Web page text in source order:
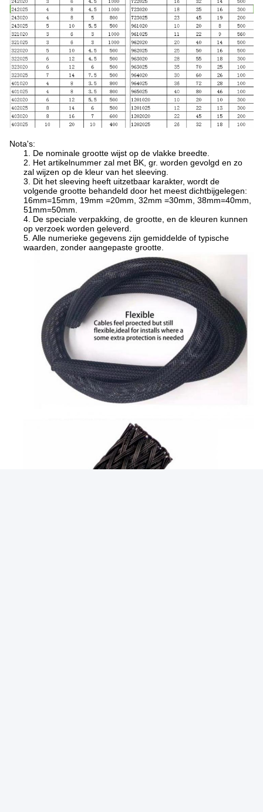
Nota's:
1. De nominale grootte wijst op de vlakke breedte.
2. Het artikelnummer zal met BK, gr. worden gevolgd en zo
zal wijzen op de kleur van het sleeving.
3. Dit het sleeving heeft uitzetbaar karakter, wordt de
volgende grootte behandeld door het meest dichtbijgelegen:
16mm=15mm, 19mm =20mm, 32mm =30mm, 38mm=40mm,
51mm=50mm.
4. De speciale verpakking, de grootte, en de kleuren kunnen
op verzoek worden geleverd.
5. Alle numerieke gegevens zijn gemiddelde of typische
waarden, zonder aangepaste grootte.